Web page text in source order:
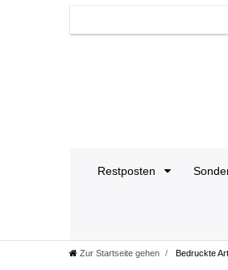
Restposten
Zur Startseite gehen Bedruckte